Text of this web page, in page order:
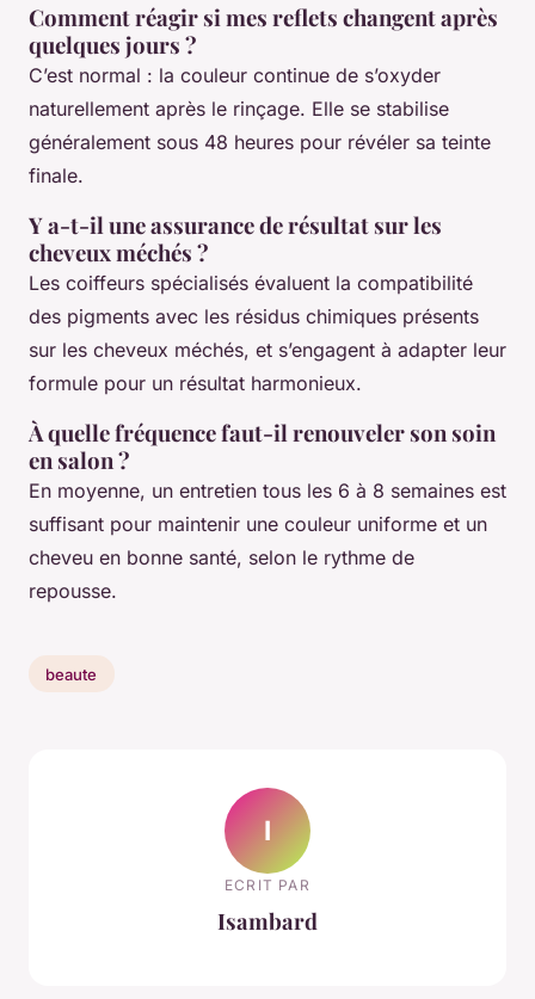
Comment réagir si mes reflets changent après
quelques jours ?
C’est normal : la couleur continue de s’oxyder
naturellement après le rinçage. Elle se stabilise
généralement sous 48 heures pour révéler sa teinte
finale.
Y a-t-il une assurance de résultat sur les
cheveux méchés ?
Les coiffeurs spécialisés évaluent la compatibilité
des pigments avec les résidus chimiques présents
sur les cheveux méchés, et s’engagent à adapter leur
formule pour un résultat harmonieux.
À quelle fréquence faut-il renouveler son soin
en salon ?
En moyenne, un entretien tous les 6 à 8 semaines est
suffisant pour maintenir une couleur uniforme et un
cheveu en bonne santé, selon le rythme de
repousse.
beaute
I
ECRIT PAR
Isambard